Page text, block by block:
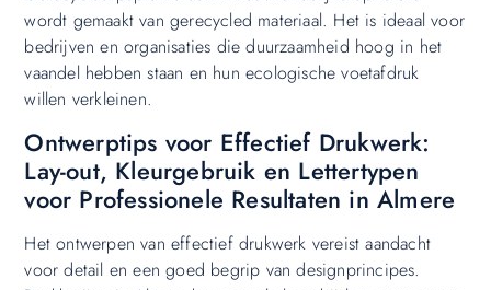
wordt gemaakt van gerecycled materiaal. Het is ideaal voor
bedrijven en organisaties die duurzaamheid hoog in het
vaandel hebben staan en hun ecologische voetafdruk
willen verkleinen.
Ontwerptips voor Effectief Drukwerk:
Lay-out, Kleurgebruik en Lettertypen
voor Professionele Resultaten in Almere
Het ontwerpen van effectief drukwerk vereist aandacht
voor detail en een goed begrip van designprincipes.